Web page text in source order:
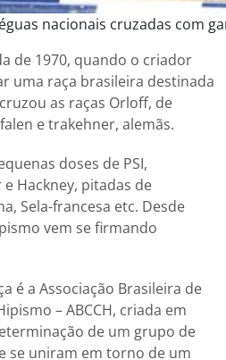
nacionais cruzadas com
de 1970, quando o criador
uma raça brasileira destinada
as raças Orloff, de
e trakehner, alemãs.
doses de PSI,
Hackney, pitadas de
Sela-francesa etc. Desde
vem se firmando
é a Associação Brasileira de
– ABCCH, criada em
de um grupo de
se uniram em torno de um